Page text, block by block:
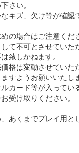
さい。
キズ、欠け等が確認
の場合はご注意くださ
て不可とさせていた
致しかねます。
格は変動させていた
すようお願いいたし
カード等が入ってい
受け取りください。
あくまでプレイ用と
や汚れあり」とさせ